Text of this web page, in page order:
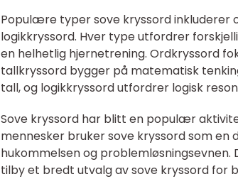
Populære typer sove kryssord inkluderer
logikkryssord. Hver type utfordrer
en helhetlig hjernetrening. Ordkryssord
tallkryssord bygger på matematisk
tall, og logikkryssord utfordrer logisk
Sove kryssord har blitt en populær
mennesker bruker sove kryssord som
hukommelsen og
tilby et bredt utvalg av sove kryssord for